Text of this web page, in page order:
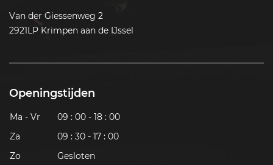
Van der Giessenweg 2
2921LP Krimpen aan de IJssel
Openingstijden
Ma - Vr
09 : 00 - 18 : 00
Za
09 : 30 - 17 : 00
Zo
Gesloten